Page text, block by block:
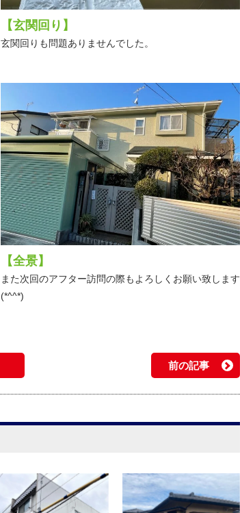
【玄関回り】
玄関回りも問題ありませんでした。
【全景】
また次回のアフター訪問の際もよろしくお願い致します
(*^^*)
前の記事